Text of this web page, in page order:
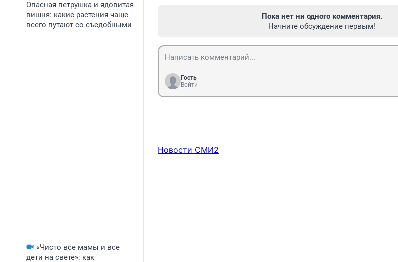
Опасная петрушка и ядовитая
вишня: какие растения чаще
всего путают со съедобными
«Чисто все мамы и все
дети на свете»: как
Пока нет ни одного комментария.
Начните обсуждение первым!
Гость
Войти
Новости СМИ2